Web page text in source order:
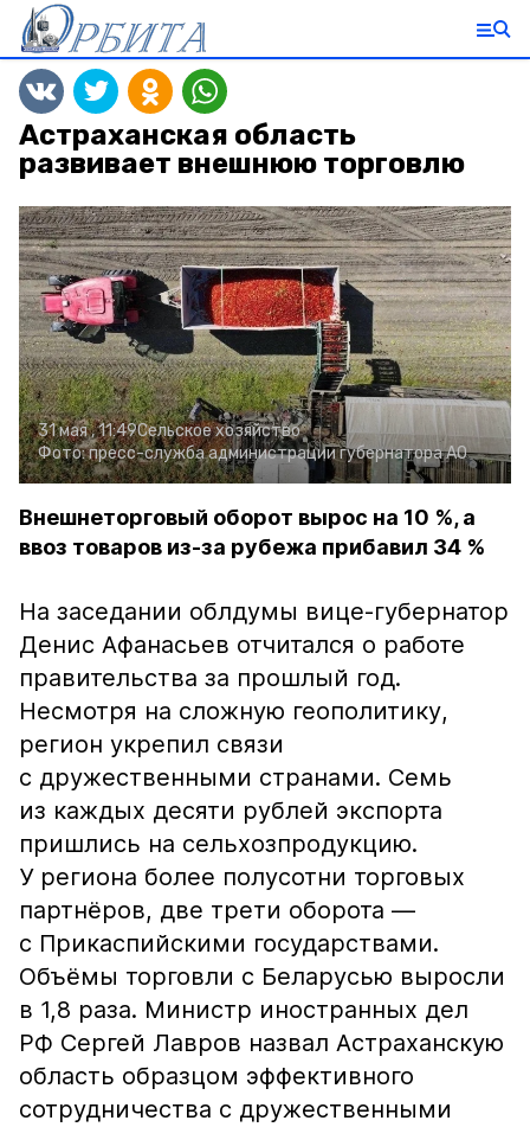
Астраханская область
развивает внешнюю торговлю
31 мая , 11:49Сельское хозяйство
Фото:пресс-служба администрации губернатора АО
Внешнеторговый оборот вырос на 10 %, а
ввоз товаров из-за рубежа прибавил 34 %
На заседании облдумы вице-губернатор
Денис Афанасьев отчитался о работе
правительства за прошлый год.
Несмотря на сложную геополитику,
регион укрепил связи
с дружественными странами. Семь
из каждых десяти рублей экспорта
пришлись на сельхозпродукцию.
У региона более полусотни торговых
партнёров, две трети оборота —
с Прикаспийскими государствами.
Объёмы торговли с Беларусью выросли
в 1,8 раза. Министр иностранных дел
РФ Сергей Лавров назвал Астраханскую
область образцом эффективного
сотрудничества с дружественными